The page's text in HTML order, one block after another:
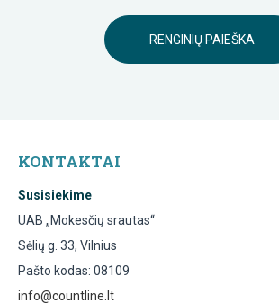
RENGINIŲ PAIEŠKA
KONTAKTAI
Susisiekime
UAB „Mokesčių srautas“
Sėlių g. 33, Vilnius
Pašto kodas: 08109
info@countline.lt